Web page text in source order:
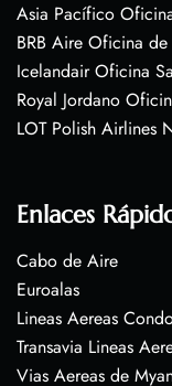
Asia Pacífico
BRB Aire Oficina
Icelandair Oficina
Royal Jordano
LOT Polish Airlines
Enlaces
Cabo de Aire
Euroalas
Lineas Aereas
Transavia Lineas
Vias Aereas de